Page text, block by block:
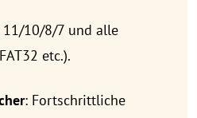
10/8/7 und alle
etc.).
: Fortschrittliche